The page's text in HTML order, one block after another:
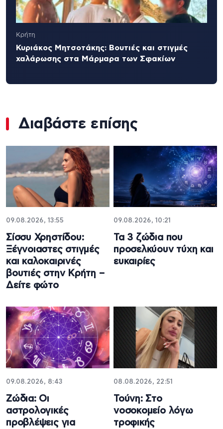
Κρήτη
Κυριάκος Μητσοτάκης: Βουτιές και στιγμές
χαλάρωσης στα Μάρμαρα των Σφακίων
Διαβάστε επίσης
09.08.2026, 13:55
Σίσσυ Χρηστίδου:
Ξέγνοιαστες στιγμές
και καλοκαιρινές
βουτιές στην Κρήτη –
Δείτε φώτο
09.08.2026, 10:21
Τα 3 ζώδια που
προσελκύουν τύχη και
ευκαιρίες
09.08.2026, 8:43
Ζώδια: Οι
αστρολογικές
προβλέψεις για
08.08.2026, 22:51
Τούνη: Στο
νοσοκομείο λόγω
τροφικής